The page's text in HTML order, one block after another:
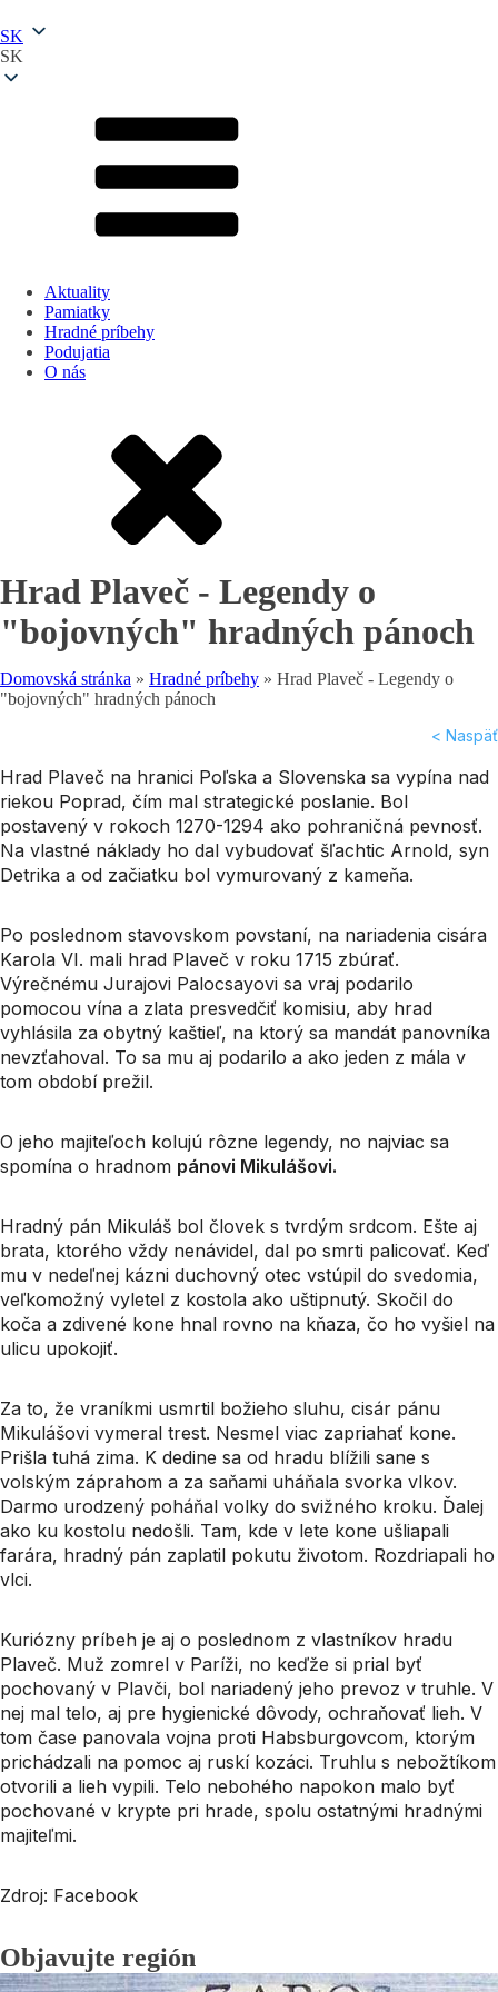
SK
SK
Aktuality
Pamiatky
Hradné príbehy
Podujatia
O nás
Hrad Plaveč - Legendy o
"bojovných" hradných pánoch
Domovská stránka » Hradné príbehy » Hrad Plaveč - Legendy o
"bojovných" hradných pánoch
< Naspäť
Hrad Plaveč na hranici Poľska a Slovenska sa vypína nad
riekou Poprad, čím mal strategické poslanie. Bol
postavený v rokoch 1270-1294 ako pohraničná pevnosť.
Na vlastné náklady ho dal vybudovať šľachtic Arnold, syn
Detrika a od začiatku bol vymurovaný z kameňa.
Po poslednom stavovskom povstaní, na nariadenia cisára
Karola VI. mali hrad Plaveč v roku 1715 zbúrať.
Výrečnému Jurajovi Palocsayovi sa vraj podarilo
pomocou vína a zlata presvedčiť komisiu, aby hrad
vyhlásila za obytný kaštieľ, na ktorý sa mandát panovníka
nevzťahoval. To sa mu aj podarilo a ako jeden z mála v
tom období prežil.
O jeho majiteľoch kolujú rôzne legendy, no najviac sa
spomína o hradnom pánovi Mikulášovi.
Hradný pán Mikuláš bol človek s tvrdým srdcom. Ešte aj
brata, ktorého vždy nenávidel, dal po smrti palicovať. Keď
mu v nedeľnej kázni duchovný otec vstúpil do svedomia,
veľkomožný vyletel z kostola ako uštipnutý. Skočil do
koča a zdivené kone hnal rovno na kňaza, čo ho vyšiel na
ulicu upokojiť.
Za to, že vraníkmi usmrtil božieho sluhu, cisár pánu
Mikulášovi vymeral trest. Nesmel viac zapriahať kone.
Prišla tuhá zima. K dedine sa od hradu blížili sane s
volským záprahom a za saňami uháňala svorka vlkov.
Darmo urodzený poháňal volky do svižného kroku. Ďalej
ako ku kostolu nedošli. Tam, kde v lete kone ušliapali
farára, hradný pán zaplatil pokutu životom. Rozdriapali ho
vlci.
Kuriózny príbeh je aj o poslednom z vlastníkov hradu
Plaveč. Muž zomrel v Paríži, no keďže si prial byť
pochovaný v Plavči, bol nariadený jeho prevoz v truhle. V
nej mal telo, aj pre hygienické dôvody, ochraňovať lieh. V
tom čase panovala vojna proti Habsburgovcom, ktorým
prichádzali na pomoc aj ruskí kozáci. Truhlu s nebožtíkom
otvorili a lieh vypili. Telo nebohého napokon malo byť
pochované v krypte pri hrade, spolu ostatnými hradnými
majiteľmi.
Zdroj: Facebook
Objavujte región